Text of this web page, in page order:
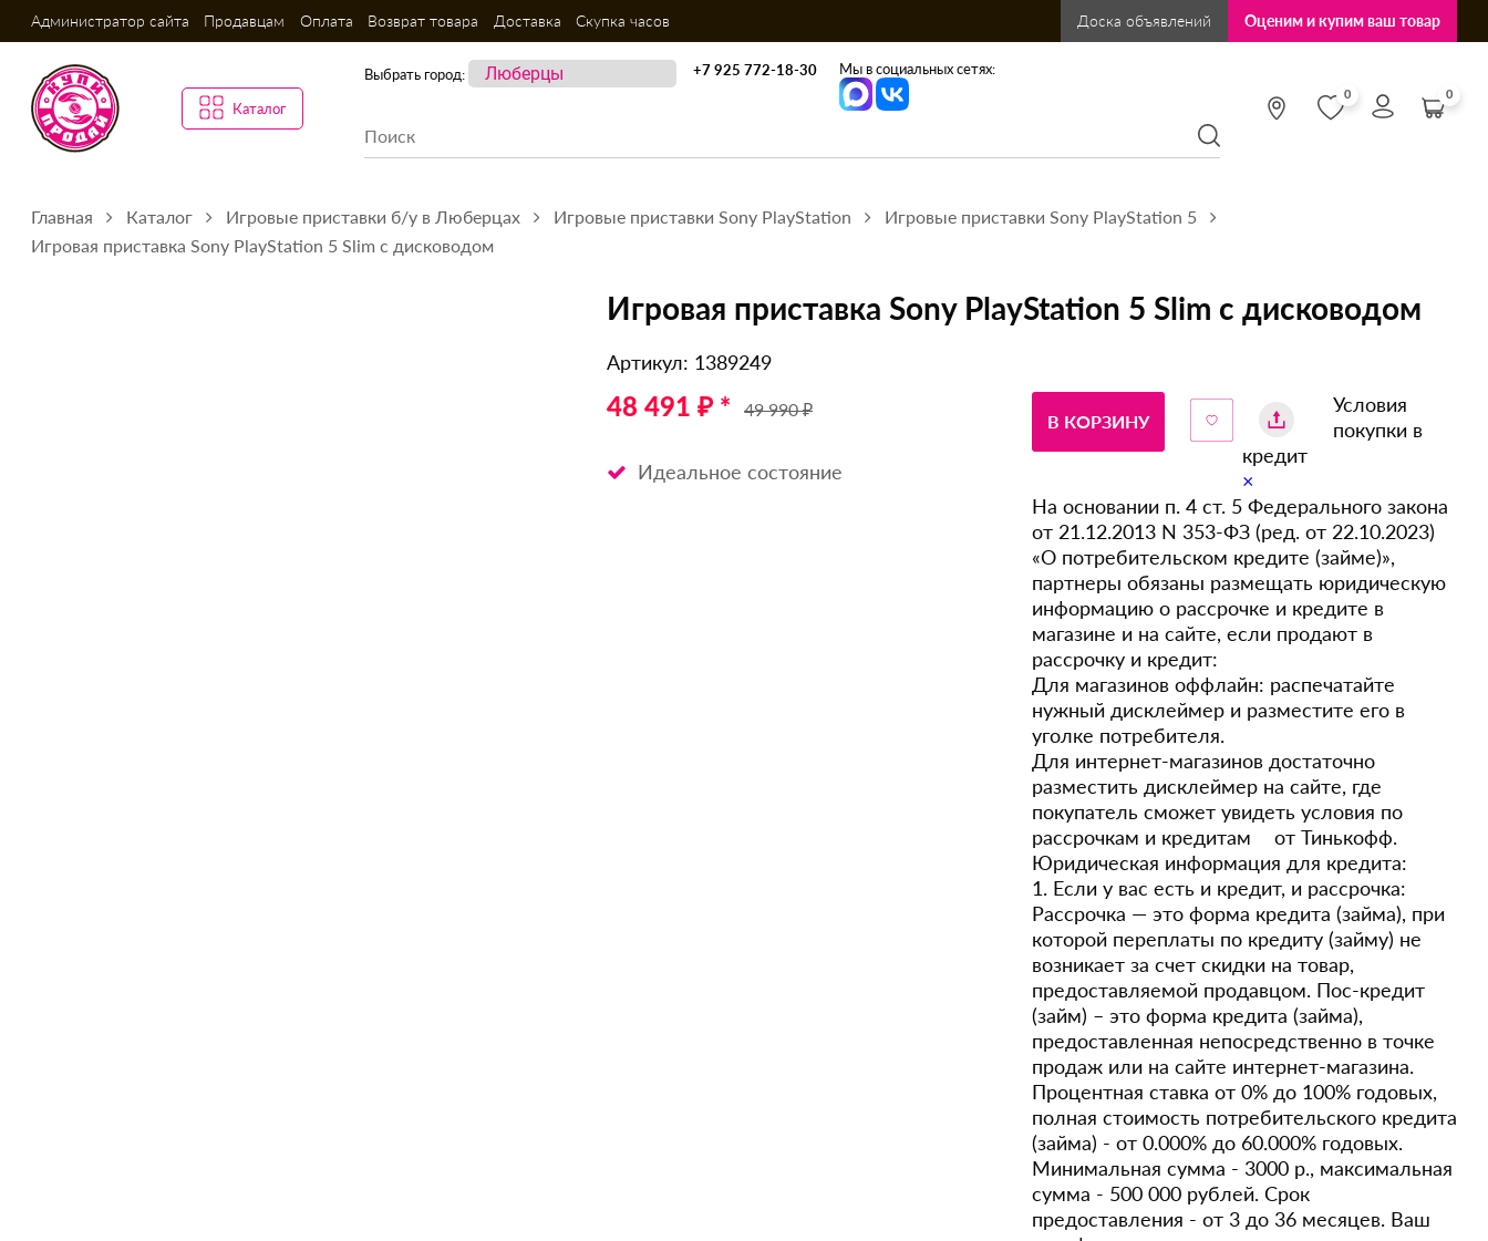
Администратор сайта Продавцам Оплата Возврат товара Доставка Скупка часов Доска объявлений Оценим и купим ваш товар
Каталог
Выбрать город: +7 925 772-18-30 Мы в социальных сетях:
0 0
Главная Каталог Игровые приставки б/у в Люберцах Игровые приставки Sony PlayStation
Игровые приставки Sony PlayStation 5
Игровая приставка Sony PlayStation 5 Slim с дисководом
Игровая приставка Sony PlayStation 5 Slim с дисководом
Артикул: 1389249
48 491 ₽ * 49 990 ₽
Идеальное состояние
В КОРЗИНУ
Условия
покупки в
кредит
×
На основании п. 4 ст. 5 Федерального закона
от 21.12.2013 N 353-ФЗ (ред. от 22.10.2023)
«О потребительском кредите (займе)»,
партнеры обязаны размещать юридическую
информацию о рассрочке и кредите в
магазине и на сайте, если продают в
рассрочку и кредит:
Для магазинов оффлайн: распечатайте
нужный дисклеймер и разместите его в
уголке потребителя.
Для интернет-магазинов достаточно
разместить дисклеймер на сайте, где
покупатель сможет увидеть условия по
рассрочкам и кредитам от Тинькофф.
Юридическая информация для кредита:
1. Если у вас есть и кредит, и рассрочка:
Рассрочка — это форма кредита (займа), при
которой переплаты по кредиту (займу) не
возникает за счет скидки на товар,
предоставляемой продавцом. Пос-кредит
(займ) – это форма кредита (займа),
предоставленная непосредственно в точке
продаж или на сайте интернет-магазина.
Процентная ставка от 0% до 100% годовых,
полная стоимость потребительского кредита
(займа) - от 0.000% до 60.000% годовых.
Минимальная сумма - 3000 р., максимальная
сумма - 500 000 рублей. Срок
предоставления - от 3 до 36 месяцев. Ваш